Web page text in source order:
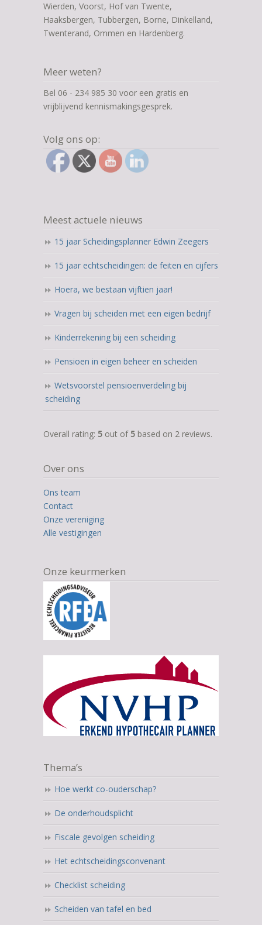
Wierden, Voorst, Hof van Twente,
Haaksbergen, Tubbergen, Borne, Dinkelland,
Twenterand, Ommen en Hardenberg.
Meer weten?
Bel 06 - 234 985 30 voor een gratis en
vrijblijvend kennismakingsgesprek.
Volg ons op:
Meest actuele nieuws
15 jaar Scheidingsplanner Edwin Zeegers
15 jaar echtscheidingen: de feiten en cijfers
Hoera, we bestaan vijftien jaar!
Vragen bij scheiden met een eigen bedrijf
Kinderrekening bij een scheiding
Pensioen in eigen beheer en scheiden
Wetsvoorstel pensioenverdeling bij
scheiding
5,0
on
Overall rating: 5 out of 5 based on 2 reviews.
Over ons
Ons team
Contact
Onze vereniging
Alle vestigingen
Onze keurmerken
Thema’s
Hoe werkt co-ouderschap?
De onderhoudsplicht
Fiscale gevolgen scheiding
Het echtscheidingsconvenant
Checklist scheiding
Scheiden van tafel en bed